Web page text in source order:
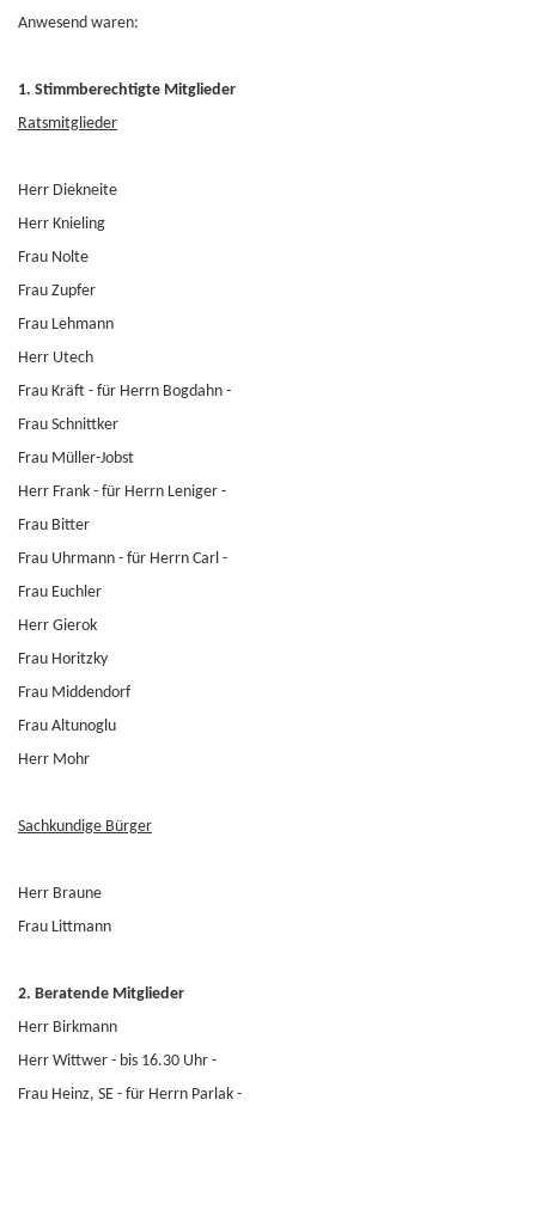
Anwesend waren:
1. Stimmberechtigte Mitglieder
Ratsmitglieder
Herr Diekneite
Herr Knieling
Frau Nolte
Frau Zupfer
Frau Lehmann
Herr Utech
Frau Kräft - für Herrn Bogdahn -
Frau Schnittker
Frau Müller-Jobst
Herr Frank - für Herrn Leniger -
Frau Bitter
Frau Uhrmann - für Herrn Carl -
Frau Euchler
Herr Gierok
Frau Horitzky
Frau Middendorf
Frau Altunoglu
Herr Mohr
Sachkundige Bürger
Herr Braune
Frau Littmann
2. Beratende Mitglieder
Herr Birkmann
Herr Wittwer - bis 16.30 Uhr -
Frau Heinz, SE - für Herrn Parlak -